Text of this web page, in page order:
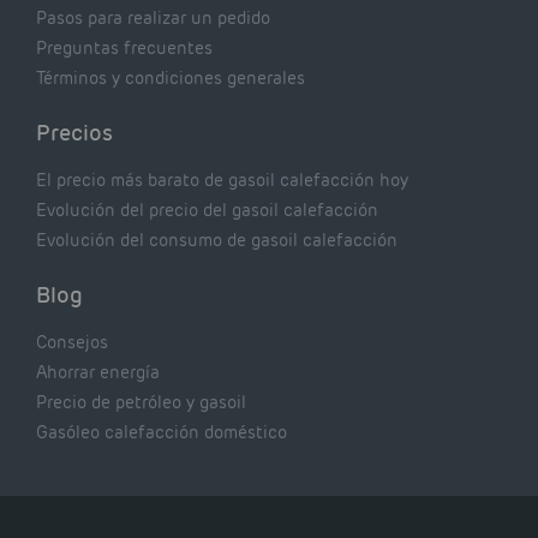
Pasos para realizar un pedido
Preguntas frecuentes
Términos y condiciones generales
Precios
El precio más barato de gasoil calefacción hoy
Evolución del precio del gasoil calefacción
Evolución del consumo de gasoil calefacción
Blog
Consejos
Ahorrar energía
Precio de petróleo y gasoil
Gasóleo calefacción doméstico